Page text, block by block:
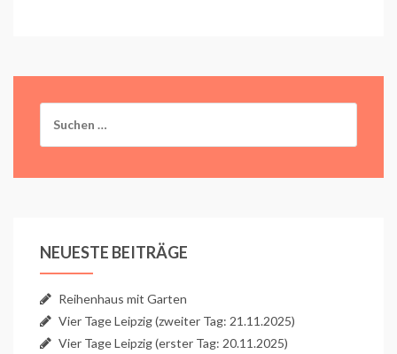
nach:
NEUESTE BEITRÄGE
Reihenhaus mit Garten
Vier Tage Leipzig (zweiter Tag: 21.11.2025)
Vier Tage Leipzig (erster Tag: 20.11.2025)